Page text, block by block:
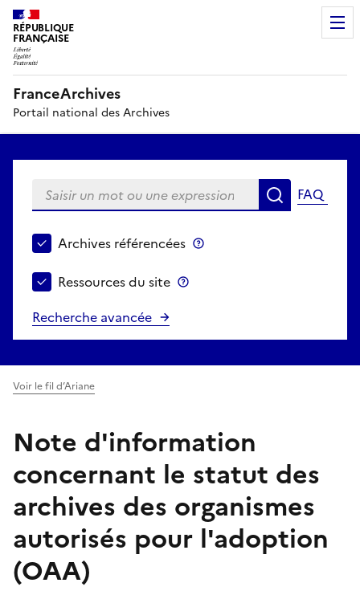
RÉPUBLIQUE
FRANÇAISE
FranceArchives
Portail national des Archives
Saisir un mot ou une expression Rechercher
FAQ
Choisir le périmètre de recherche
Archives référencées
Ressources du site
Recherche avancée
Voir le fil d’Ariane
Note d'information
concernant le statut des
archives des organismes
autorisés pour l'adoption
(OAA)